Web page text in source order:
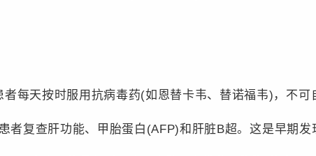
天按时服用抗病毒药(如恩替卡韦、替诺福韦)，不可
复查肝功能、甲胎蛋白(AFP)和肝脏B超。这是早期发